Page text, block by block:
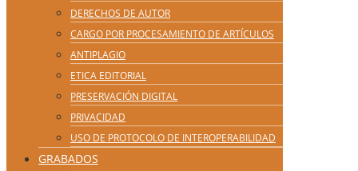
DERECHOS DE AUTOR
CARGO POR PROCESAMIENTO DE ARTÍCULOS
ANTIPLAGIO
ETICA EDITORIAL
PRESERVACIÓN DIGITAL
PRIVACIDAD
USO DE PROTOCOLO DE INTEROPERABILIDAD
GRABADOS